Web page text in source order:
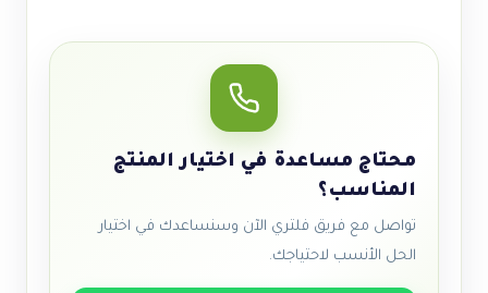
محتاج مساعدة في اختيار المنتج
المناسب؟
تواصل مع فريق فلتري الآن وسنساعدك في اختيار
الحل الأنسب لاحتياجك.